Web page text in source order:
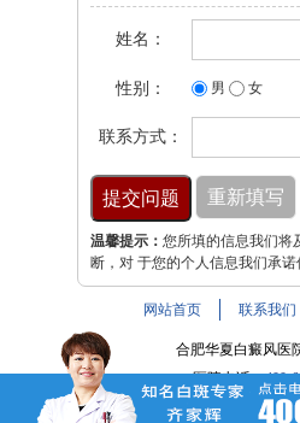
姓名：
性别： 男 女
联系方式：
温馨提示： 您所填的信息我们将
断，对 于您的个人信息我们承
网站首页 联系我们
合肥华夏白癜风医
医院电话：400-
医院地址：合肥市铜陵路